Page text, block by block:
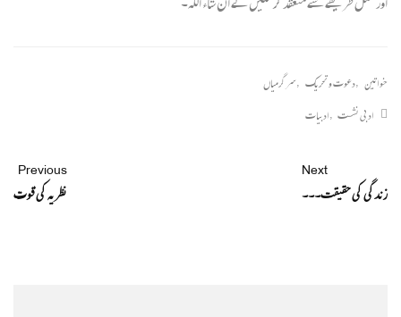
خواتین ,دعوت و تحریک ,سرگرمیاں
ادبی نشست ,ادبیات
Previous
نظریہ کی قوت
Next
زندگی کی حقیقت۔۔۔